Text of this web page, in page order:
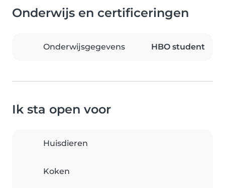
Onderwijs en certificeringen
Onderwijsgegevens HBO student
Ik sta open voor
Huisdieren
Koken